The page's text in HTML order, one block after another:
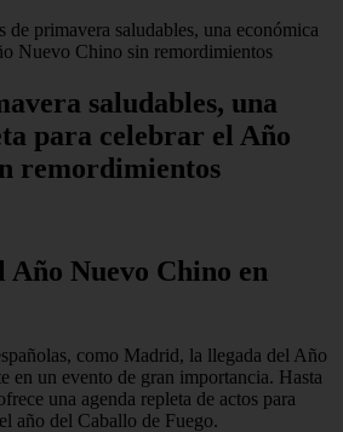
de primavera saludables, una económica
Nuevo Chino sin remordimientos
saludables, una
para celebrar el Año
remordimientos
Año Nuevo Chino en
como Madrid, la llegada del Año
en un evento de gran importancia. Hasta
una agenda repleta de actos para
año del Caballo de Fuego.